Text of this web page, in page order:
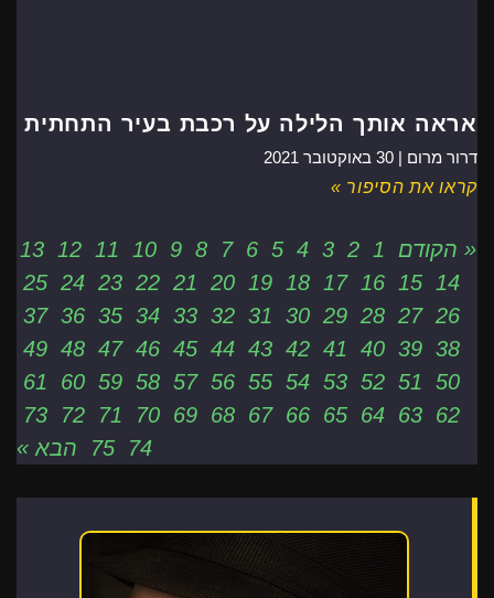
אראה אותך הלילה על רכבת בעיר התחתית
דרור מרום | 30 באוקטובר 2021
קראו את הסיפור »
« הקודם 1
2
3
4
5
6
7
8
9
10
11
12
13
14
15
16
17
18
19
20
21
22
23
24
25
26
27
28
29
30
31
32
33
34
35
36
37
38
39
40
41
42
43
44
45
46
47
48
49
50
51
52
53
54
55
56
57
58
59
60
61
62
63
64
65
66
67
68
69
70
71
72
73
74
75 הבא »